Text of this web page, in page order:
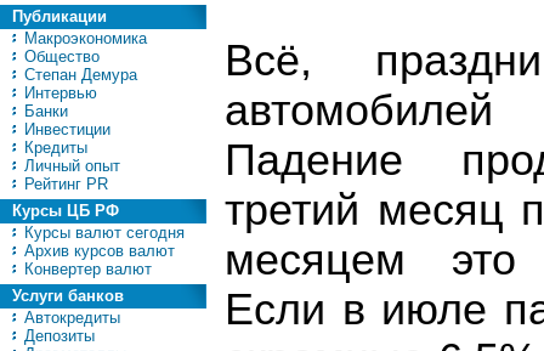
Публикации
Макроэкономика
Общество
Степан Демура
Интервью
Банки
Инвестиции
Кредиты
Личный опыт
Рейтинг PR
Курсы ЦБ РФ
Курсы валют сегодня
Архив курсов валют
Конвертер валют
Услуги банков
Автокредиты
Депозиты
Всё,
Падение
третий месяц
месяцем это
Если в июле